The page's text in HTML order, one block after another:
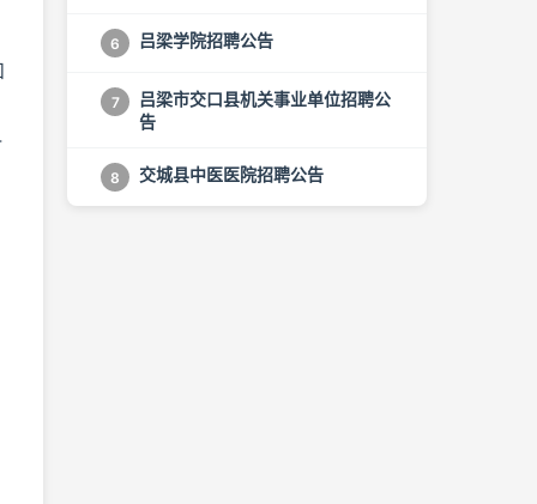
6 吕梁学院招聘公告
7
吕梁市交口县机关事业单位招聘公
告
8 交城县中医医院招聘公告